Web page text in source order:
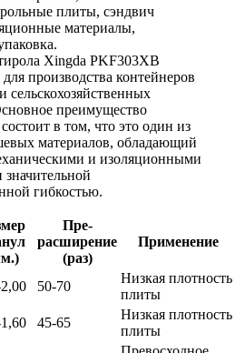
плиты, сэндвич
материалы,
Xingda PKF303XB
для производства контейнеров
сельскохозяйственных
преимущество
в том, что это один из
материалов, обладающий
и изоляционными
гибкостью.
Пре-
расширение
(раз)
Применение
50-70
Низкая плотность
плиты
45-65
Низкая плотность
плиты